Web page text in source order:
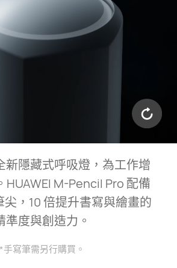
新隱藏式呼吸燈，為工作增
HUAWEI M-Pencil Pro 配備
，10⁠ 倍提升書寫與繪畫的
準度與創造⁠力。
*手寫筆需另行購買。